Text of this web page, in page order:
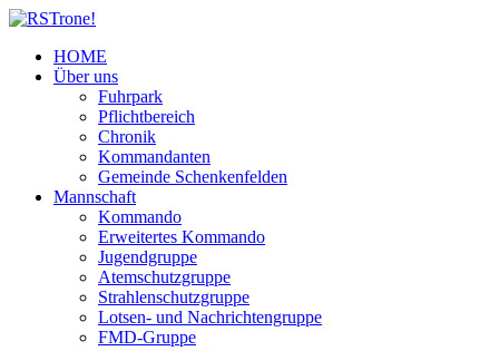
HOME
Über uns
Fuhrpark
Pflichtbereich
Chronik
Kommandanten
Gemeinde Schenkenfelden
Mannschaft
Kommando
Erweitertes Kommando
Jugendgruppe
Atemschutzgruppe
Strahlenschutzgruppe
Lotsen- und Nachrichtengruppe
FMD-Gruppe